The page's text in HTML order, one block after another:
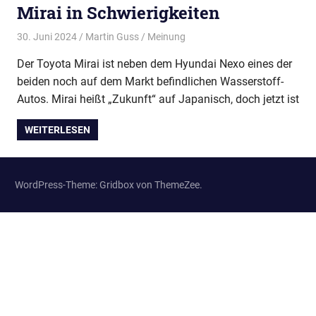
Wir
treffen
uns
zum
Erfahrungsaustausch.
Mirai in Schwierigkeiten
30. Juni 2024 Martin Guss Meinung
Der Toyota Mirai ist neben dem Hyundai Nexo eines der
beiden noch auf dem Markt befindlichen Wasserstoff-
Autos. Mirai heißt „Zukunft“ auf Japanisch, doch jetzt ist
WEITERLESEN
WordPress-Theme: Gridbox von ThemeZee.